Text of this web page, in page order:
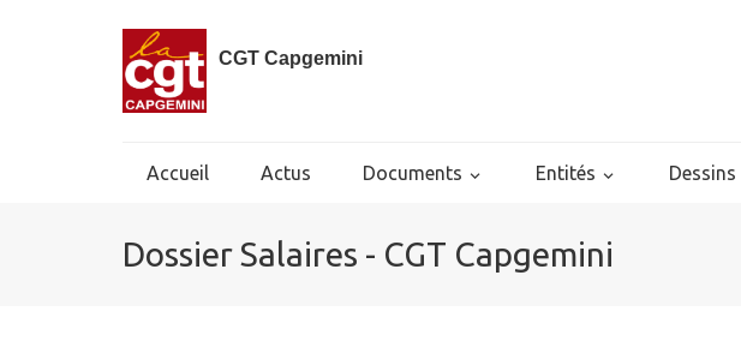
CGT Capgemini
Accueil Actus Documents Entités Dessins
Dossier Salaires - CGT Capgemini